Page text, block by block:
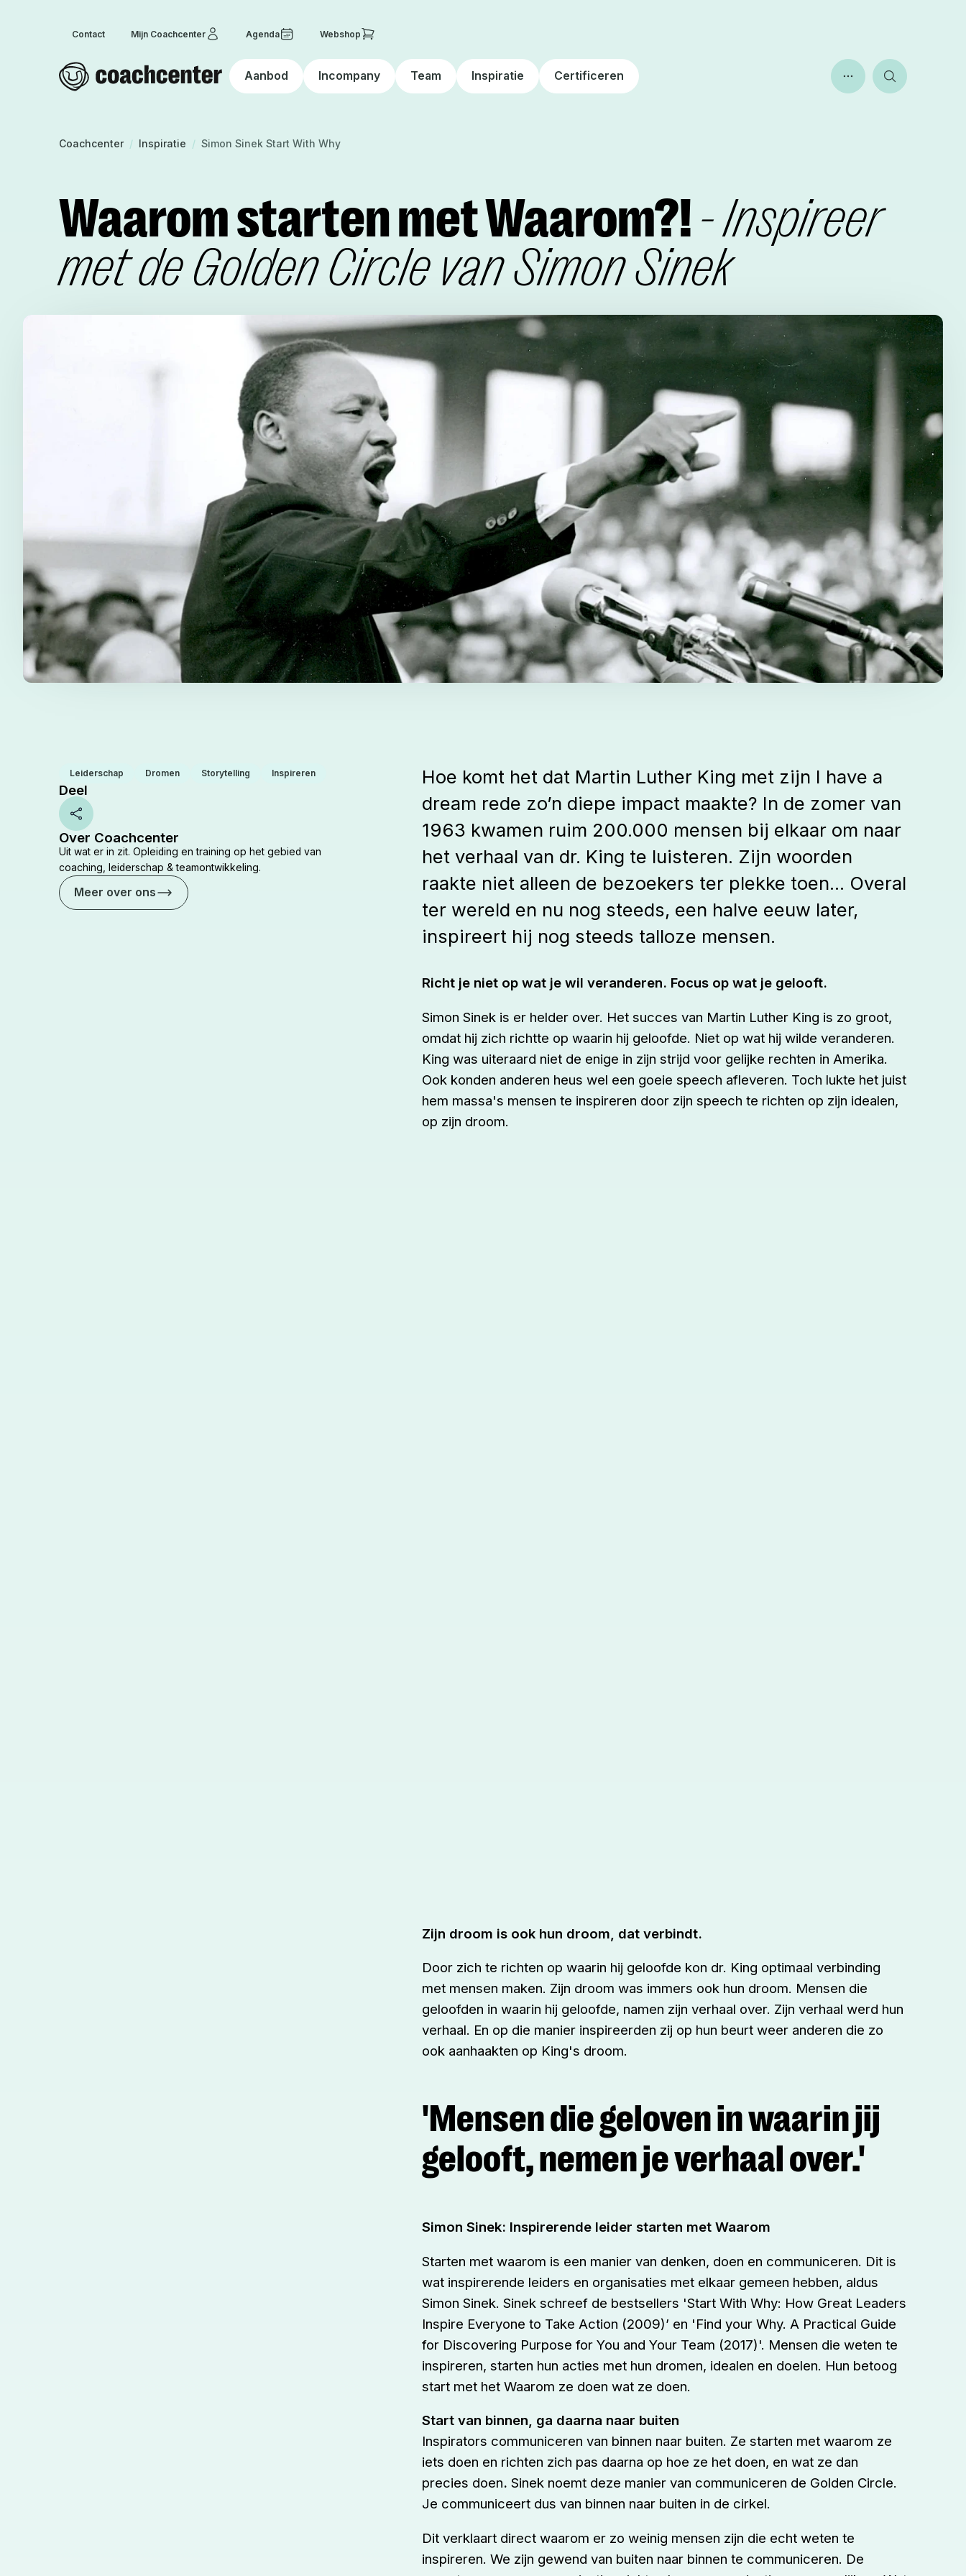
Homepage
Contact Mijn Coachcenter Agenda Webshop
Aanbod Incompany Team Inspiratie Certificeren
Toon meer menu
Zoeken
Coachcenter / Inspiratie / Simon Sinek Start With Why
Waarom starten met Waarom?!- Inspireer
met de Golden Circle van Simon Sinek
Leiderschap Dromen Storytelling Inspireren
Deel
Share
Over Coachcenter
Uit wat er in zit. Opleiding en training op het gebied van
coaching, leiderschap & teamontwikkeling.
Meer over ons
Hoe komt het dat Martin Luther King met zijn I have a
dream rede zo’n diepe impact maakte? In de zomer van
1963 kwamen ruim 200.000 mensen bij elkaar om naar
het verhaal van dr. King te luisteren. Zijn woorden
raakte niet alleen de bezoekers ter plekke toen... Overal
ter wereld en nu nog steeds, een halve eeuw later,
inspireert hij nog steeds talloze mensen.
Richt je niet op wat je wil veranderen. Focus op wat je gelooft.
Simon Sinek is er helder over. Het succes van Martin Luther King is zo groot,
omdat hij zich richtte op waarin hij geloofde. Niet op wat hij wilde veranderen.
King was uiteraard niet de enige in zijn strijd voor gelijke rechten in Amerika.
Ook konden anderen heus wel een goeie speech afleveren. Toch lukte het juist
hem massa's mensen te inspireren door zijn speech te richten op zijn idealen,
op zijn droom.
Zijn droom is ook hun droom, dat verbindt.
Door zich te richten op waarin hij geloofde kon dr. King optimaal verbinding
met mensen maken. Zijn droom was immers ook hun droom. Mensen die
geloofden in waarin hij geloofde, namen zijn verhaal over. Zijn verhaal werd hun
verhaal. En op die manier inspireerden zij op hun beurt weer anderen die zo
ook aanhaakten op King's droom.
'Mensen die geloven in waarin jij
gelooft, nemen je verhaal over.'
Simon Sinek: Inspirerende leider starten met Waarom
Starten met waarom is een manier van denken, doen en communiceren. Dit is
wat inspirerende leiders en organisaties met elkaar gemeen hebben, aldus
Simon Sinek. Sinek schreef de bestsellers 'Start With Why: How Great Leaders
Inspire Everyone to Take Action (2009)’ en 'Find your Why. A Practical Guide
for Discovering Purpose for You and Your Team (2017)'. Mensen die weten te
inspireren, starten hun acties met hun dromen, idealen en doelen. Hun betoog
start met het Waarom ze doen wat ze doen.
Start van binnen, ga daarna naar buiten
Inspirators communiceren van binnen naar buiten. Ze starten met waarom ze
iets doen en richten zich pas daarna op hoe ze het doen, en wat ze dan
precies doen. Sinek noemt deze manier van communiceren de Golden Circle.
Je communiceert dus van binnen naar buiten in de cirkel.
Dit verklaart direct waarom er zo weinig mensen zijn die echt weten te
inspireren. We zijn gewend van buiten naar binnen te communiceren. De